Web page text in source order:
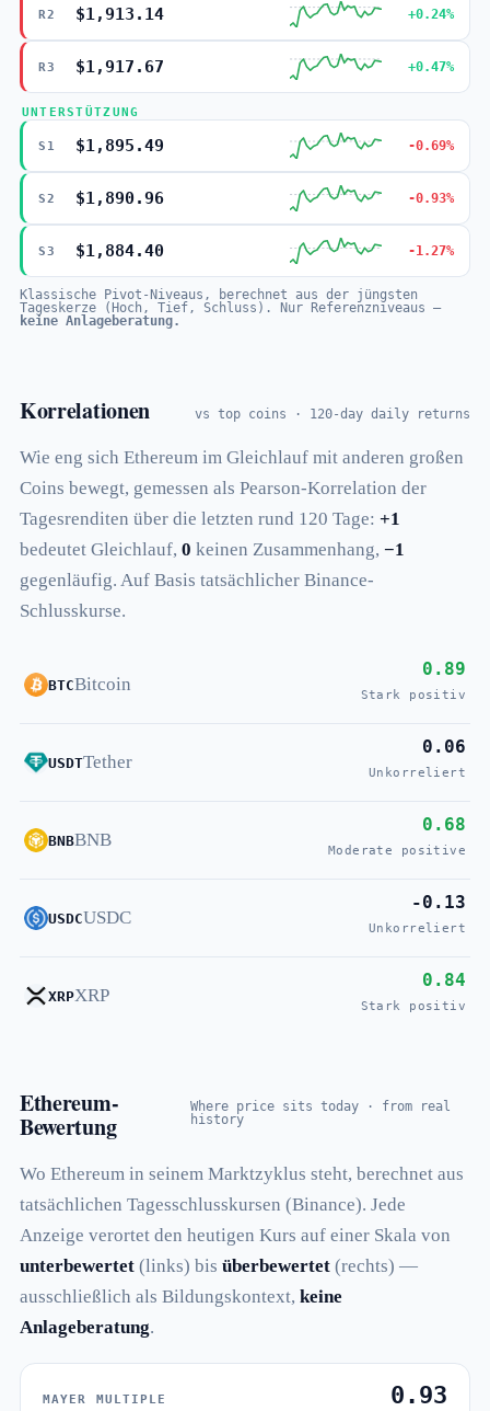
R2 $1,913.14 +0.24%
R3 $1,917.67 +0.47%
UNTERSTÜTZUNG
S1 $1,895.49 -0.69%
S2 $1,890.96 -0.93%
S3 $1,884.40 -1.27%
Klassische Pivot-Niveaus, berechnet aus der jüngsten
Tageskerze (Hoch, Tief, Schluss). Nur Referenzniveaus —
keine Anlageberatung.
Ethereum-
Bewertung
Where price sits today · from real
history
Wo Ethereum in seinem Marktzyklus steht, berechnet aus
tatsächlichen Tagesschlusskursen (Binance). Jede
Anzeige verortet den heutigen Kurs auf einer Skala von
unterbewertet(links) bis überbewertet(rechts) —
ausschließlich als Bildungskontext, keine
Anlageberatung.
MAYER MULTIPLE 0.93
Korrelationen vs top coins · 120-day daily returns
Wie eng sich Ethereum im Gleichlauf mit anderen großen
Coins bewegt, gemessen als Pearson-Korrelation der
Tagesrenditen über die letzten rund 120 Tage: +1
bedeutet Gleichlauf, 0 keinen Zusammenhang, −1
gegenläufig. Auf Basis tatsächlicher Binance-
Schlusskurse.
BTCBitcoin
0.89
Stark positiv
USDTTether
0.06
Unkorreliert
BNBBNB
0.68
Moderate positive
USDCUSDC
-0.13
Unkorreliert
XRPXRP
0.84
Stark positiv